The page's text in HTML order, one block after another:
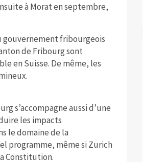
à Morat en septembre,
gouvernement fribourgeois
de Fribourg sont
en Suisse. De même, les
s’accompagne aussi d’une
les impacts
le domaine de la
programme, même si Zurich
Constitution.